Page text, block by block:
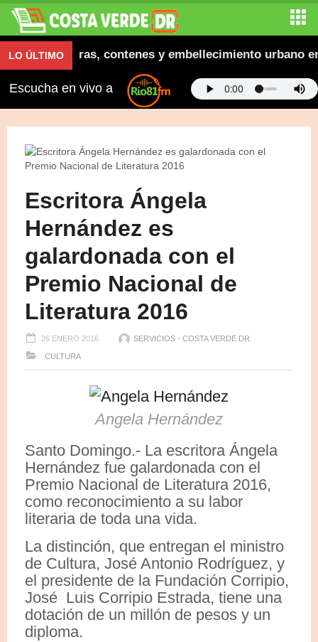
LO ÚLTIMOaceras, contenes y embellecimiento urbano en
Escucha en vivo a
Escritora Ángela
Hernández es
galardonada con el
Premio Nacional de
Literatura 2016
26 ENERO 2016 SERVICIOS - COSTA VERDE DR
CULTURA
Angela Hernández
Santo Domingo.- La escritora Ángela
Hernández fue galardonada con el
Premio Nacional de Literatura 2016,
como reconocimiento a su labor
literaria de toda una vida.
La distinción, que entregan el ministro
de Cultura, José Antonio Rodríguez, y
el presidente de la Fundación Corripio,
José Luis Corripio Estrada, tiene una
dotación de un millón de pesos y un
diploma.